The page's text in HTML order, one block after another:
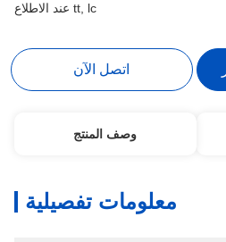
tt, lc عند الاطلاع
اتصل الآن
وصف المنتج
معلومات تفصيلية